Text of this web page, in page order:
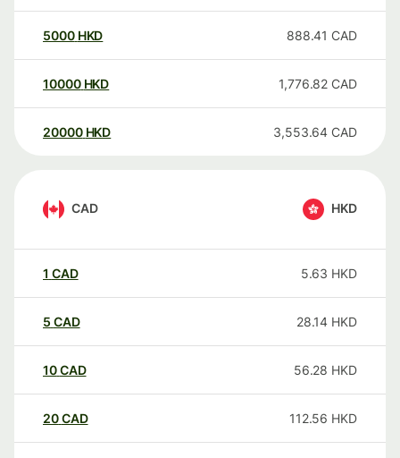
5000 HKD 888.41 CAD
10000 HKD 1,776.82 CAD
20000 HKD 3,553.64 CAD
CAD HKD
1 CAD 5.63 HKD
5 CAD 28.14 HKD
10CAD 56.28 HKD
20CAD 112.56 HKD